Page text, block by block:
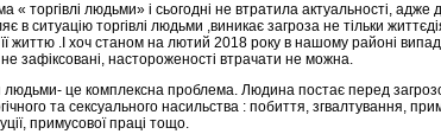
« торгівлі людьми» і сьогодні не втратила актуальності,
в ситуацію торгівлі людьми ,виникає загроза не тільки
життю .І хоч станом на лютий 2018 року в нашому районі
зафіксовані, настороженості втрачати не можна.
людьми- це комплексна проблема. Людина постає перед
та сексуального насильства : побиття, згвалтування,
примусової праці тощо.